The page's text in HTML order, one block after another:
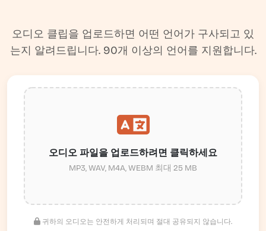
오디오 클립을 업로드하면 어떤 언어가 구사되고 있
는지 알려드립니다. 90개 이상의 언어를 지원합니다.
오디오 파일을 업로드하려면 클릭하세요
MP3, WAV, M4A, WEBM 최대 25 MB
귀하의 오디오는 안전하게 처리되며 절대 공유되지 않습니다.